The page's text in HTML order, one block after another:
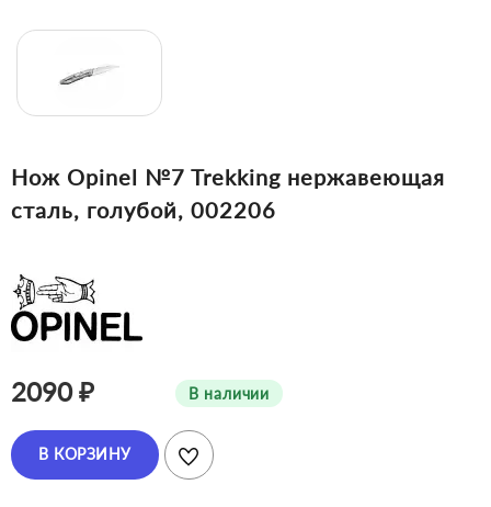
Нож Opinel №7 Trekking нержавеющая
сталь, голубой, 002206
2090 ₽ В наличии
В КОРЗИНУ